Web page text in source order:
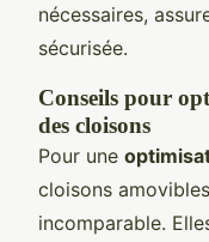
nécessaires,
sécurisée.
Conseils pour
des cloisons
Pour une
cloisons
incomparable.